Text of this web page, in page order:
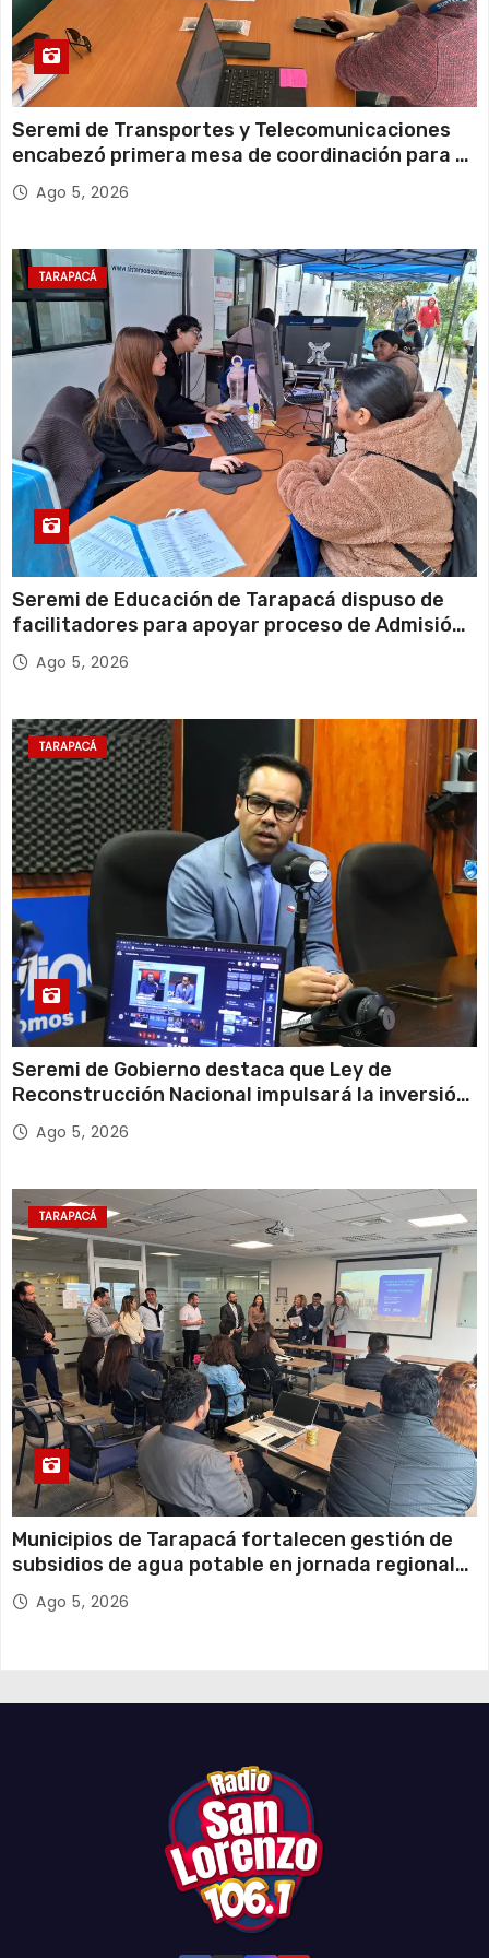
Seremi de Transportes y Telecomunicaciones
encabezó primera mesa de coordinación para el
retiro de cables en desuso en Iquique
Ago 5, 2026
TARAPACÁ
Seremi de Educación de Tarapacá dispuso de
facilitadores para apoyar proceso de Admisión
Escolar 2027
Ago 5, 2026
TARAPACÁ
Seremi de Gobierno destaca que Ley de
Reconstrucción Nacional impulsará la inversión
y el empleo en Tarapacá
Ago 5, 2026
TARAPACÁ
Municipios de Tarapacá fortalecen gestión de
subsidios de agua potable en jornada regional
organizada por Aguas del Altiplano y ANDESS
Ago 5, 2026